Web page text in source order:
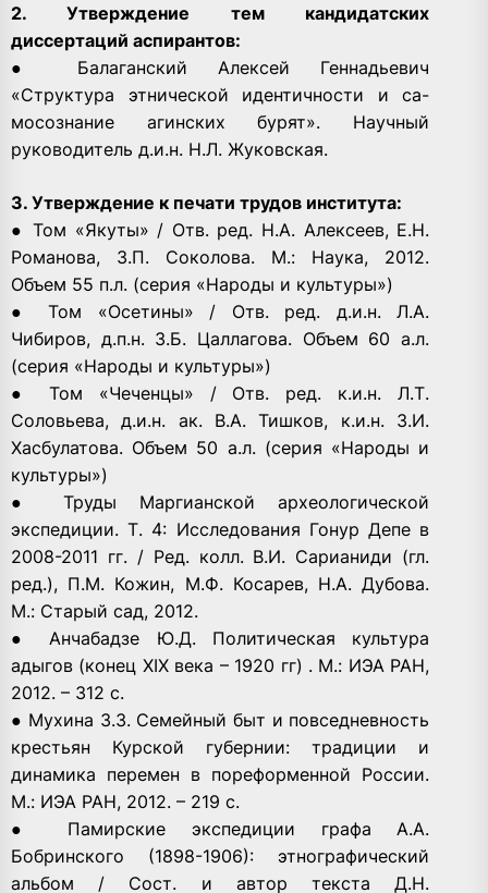
2. Утверждение тем кандидатских
диссертаций аспирантов:
● Балаганский Алексей Геннадьевич
«Структура этнической идентичности и са-
мосознание агинских бурят». Научный
руководитель д.и.н. Н.Л. Жуковская.
3. Утверждение к печати трудов института:
● Том «Якуты» / Отв. ред. Н.А. Алексеев, Е.Н.
Романова, З.П. Соколова. М.: Наука, 2012.
Объем 55 п.л. (серия «Народы и культуры»)
● Том «Осетины» / Отв. ред. д.и.н. Л.А.
Чибиров, д.п.н. З.Б. Цаллагова. Объем 60 а.л.
(серия «Народы и культуры»)
● Том «Чеченцы» / Отв. ред. к.и.н. Л.Т.
Соловьева, д.и.н. ак. В.А. Тишков, к.и.н. З.И.
Хасбулатова. Объем 50 а.л. (серия «Народы и
культуры»)
● Труды Маргианской археологической
экспедиции. Т. 4: Исследования Гонур Депе в
2008-2011 гг. / Ред. колл. В.И. Сарианиди (гл.
ред.), П.М. Кожин, М.Ф. Косарев, Н.А. Дубова.
М.: Старый сад, 2012.
● Анчабадзе Ю.Д. Политическая культура
адыгов (конец XIX века – 1920 гг) . М.: ИЭА РАН,
2012. – 312 с.
● Мухина З.З. Семейный быт и повседневность
крестьян Курской губернии: традиции и
динамика перемен в пореформенной России.
М.: ИЭА РАН, 2012. – 219 с.
● Памирские экспедиции графа А.А.
Бобринского (1898-1906): этнографический
альбом / Сост. и автор текста Д.Н.